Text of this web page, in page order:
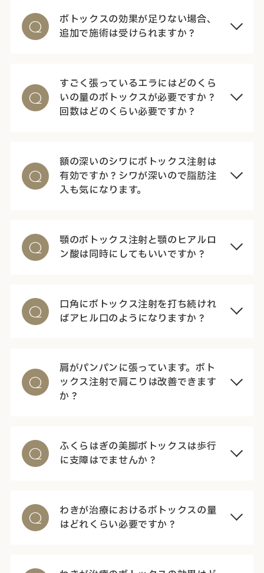
Q
ボトックスの効果が足りない場合、
追加で施術は受けられますか？
Q
すごく張っているエラにはどのくら
いの量のボトックスが必要ですか？
回数はどのくらい必要ですか？
Q
額の深いのシワにボトックス注射は
有効ですか？シワが深いので脂肪注
入も気になります。
Q
顎のボトックス注射と顎のヒアルロ
ン酸は同時にしてもいいですか？
Q
口角にボトックス注射を打ち続けれ
ばアヒル口のようになりますか？
Q
肩がパンパンに張っています。ボト
ックス注射で肩こりは改善できます
か？
Q
ふくらはぎの美脚ボトックスは歩行
に支障はでませんか？
Q
わきが治療におけるボトックスの量
はどれくらい必要ですか？